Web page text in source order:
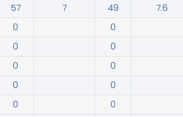
57 7 49 7.6
0 0
0 0
0 0
0 0
0 0